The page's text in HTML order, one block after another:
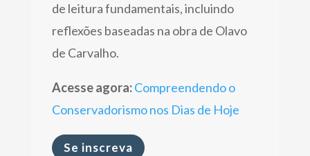
de leitura fundamentais, incluindo
reflexões baseadas na obra de Olavo
de Carvalho.
Acesse agora:Compreendendo o
Conservadorismo nos Dias de Hoje
Se inscreva